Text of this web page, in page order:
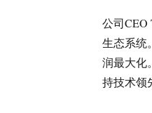
公司CEO
生态系统
润最大化
持技术领